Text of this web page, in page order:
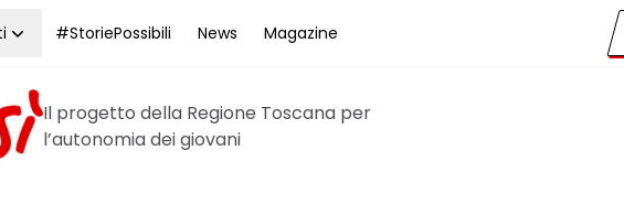
#StoriePossibili News Magazine
Regione Toscana
Il progetto della Regione Toscana per
l’autonomia dei giovani